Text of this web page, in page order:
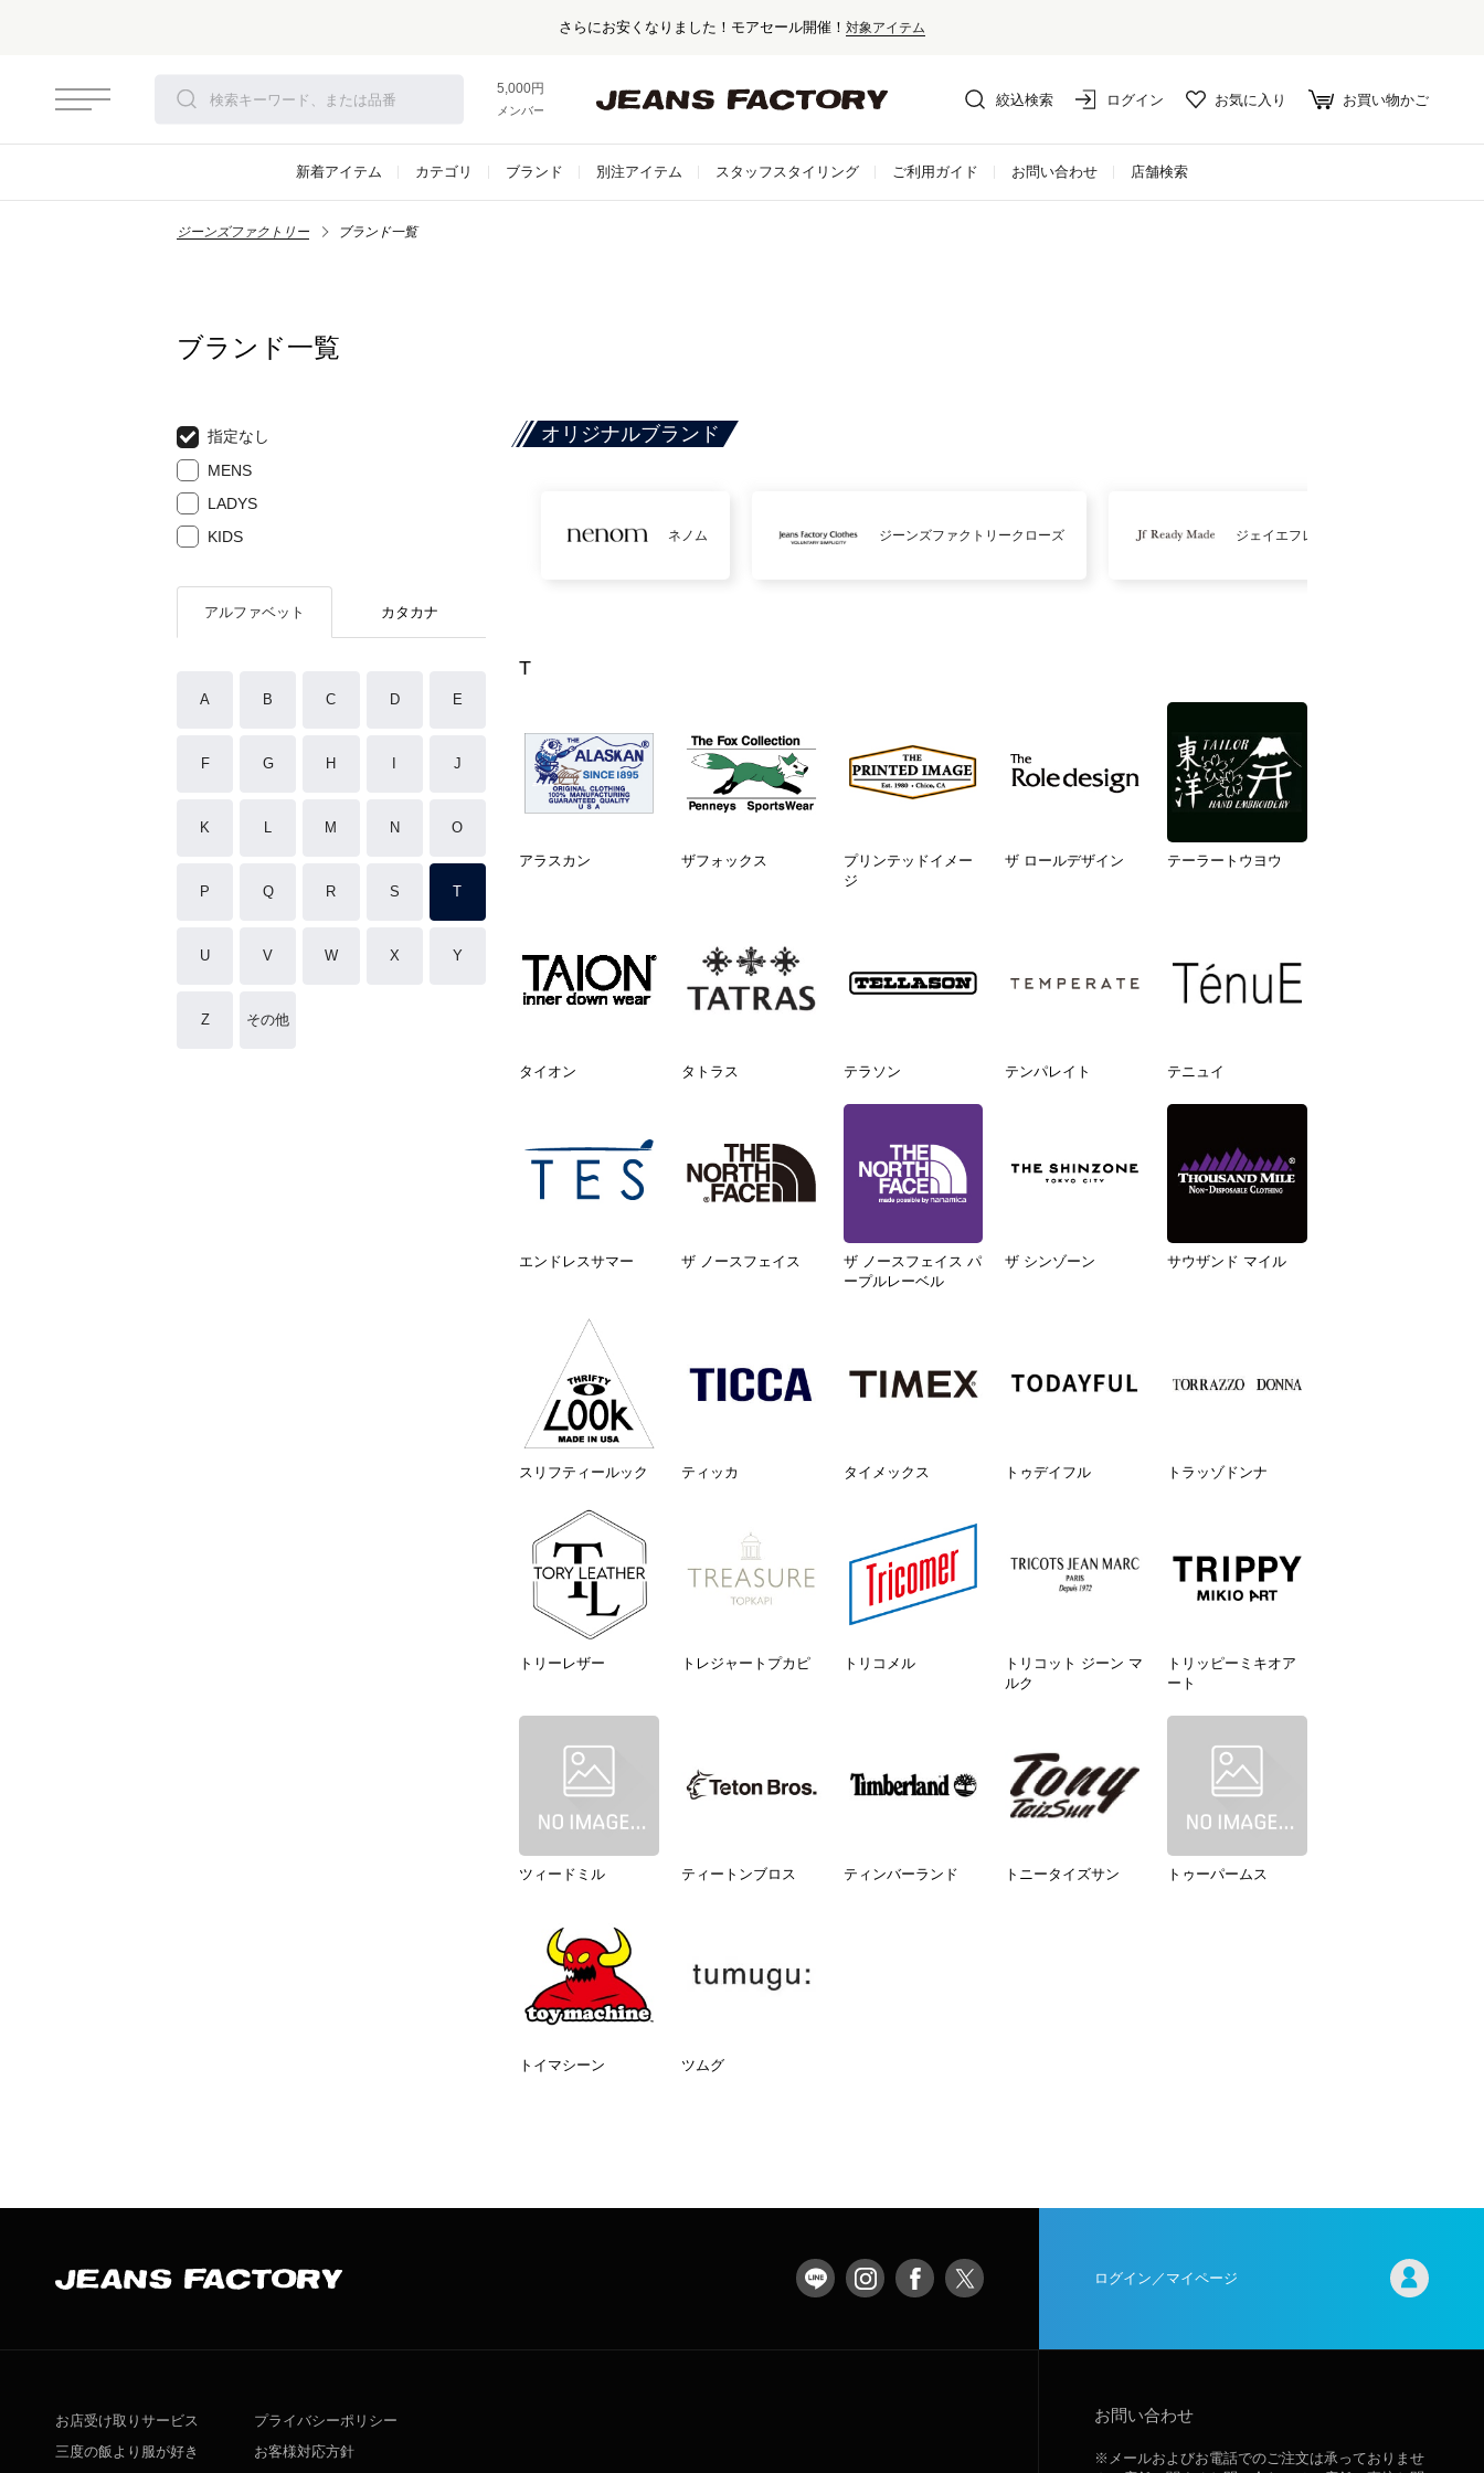
セール対象外アイテムは10%ポイント還元！
5,000円以上お買い上げで送料無料！
メンバー登録でお得な情報をゲット。さらに詳しく
絞込検索 ログイン お気に入り お買い物かご
新着アイテム カテゴリ ブランド 別注アイテム スタッフスタイリング ご利用ガイド お問い合わせ 店舗検索
ジーンズファクトリー ブランド一覧
ブランド一覧
指定なし
MENS
LADYS
KIDS
アルファベット カタカナ
A B C D E
F G H J
K L M N O
P Q R S T
U V W X Y
Z その他
オリジナルブランド
ネノム ジーンズファクトリークローズ ジェイエフレディメイド
T
アラスカン ザフォックス
プリンテッドイメー
ジ
ザ ロールデザイン テーラートウヨウ
タイオン タトラス テラソン テンパレイト テニュイ
エンドレスサマー ザ ノースフェイス
ザ ノースフェイス パ
ープルレーベル
ザ シンゾーン サウザンド マイル
スリフティールック ティッカ タイメックス トゥデイフル トラッゾドンナ
トリーレザー トレジャートプカピ トリコメル
トリコット ジーン マ
ルク
トリッピーミキオア
ート
ツィードミル ティートンブロス ティンバーランド トニータイズサン トゥーパームス
トイマシーン ツムグ
ログイン／マイページ
お店受け取りサービス
三度の飯より服が好き
プライバシーポリシー
お客様対応方針
お問い合わせ
※メールおよびお電話でのご注文は承っておりませ